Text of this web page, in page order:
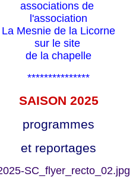
associations de
l'association
La Mesnie de la Licorne
sur le site
de la chapelle
***************
SAISON 2025
programmes
et reportages